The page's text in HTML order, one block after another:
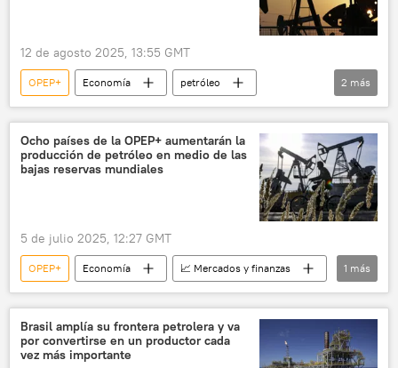
12 de agosto 2025, 13:55 GMT
OPEP+ Economía
petróleo
OPEP
EEUU 📈 Mercados y finanzas
2 más
Ocho países de la OPEP+ aumentarán la
producción de petróleo en medio de las
bajas reservas mundiales
5 de julio 2025, 12:27 GMT
OPEP+ Economía
📈 Mercados y finanzas
petróleo
1 más
Brasil amplía su frontera petrolera y va
por convertirse en un productor cada
vez más importante